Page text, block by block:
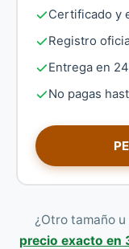
Certificado y
Registro
Entrega en
No pagas
¿Otro tamaño
precio exacto en